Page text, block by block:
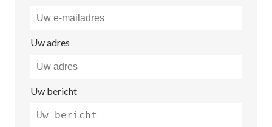
Uw adres
Uw bericht